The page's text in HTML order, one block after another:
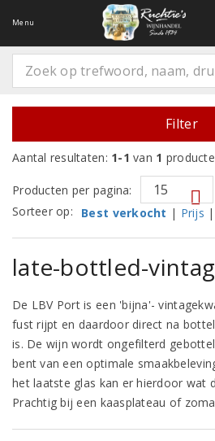
Menu
Filter
Aantal resultaten: 1-1 van 1
Producten per pagina:
Sorteer op:
Best verkocht | Prijs |
late-bottled-
De LBV Port is een 'bijna'-
fust rijpt en daardoor direct na
is. De wijn wordt ongefilterd
bent van een optimale
het laatste glas kan er hierdoor wat
Prachtig bij een kaasplateau of